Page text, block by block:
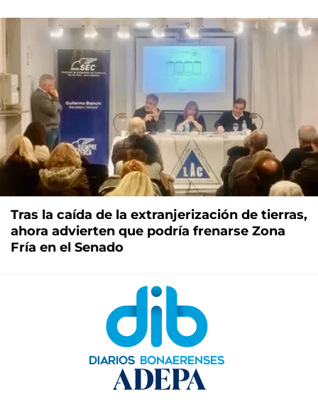
Tras la caída de la extranjerización de tierras,
ahora advierten que podría frenarse Zona
Fría en el Senado